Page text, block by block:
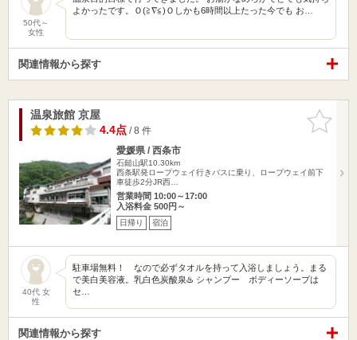
50代～
女性
よかったです。Ｏ(≧∇≦)Ｏしかも6時間以上たった今でも お…
関連情報から探す
お気に入
りに追加
温泉旅館 京屋
4.4点/ 8 件
愛媛県 / 西条市
石鎚山駅10.30km
西条駅発ロープウェイ行きバスに乗り、ロープウェイ前下
車徒歩2分JR西…
営業時間 10:00～17:00
入浴料金 500円～
日帰り 宿泊
40代 女
性
駐車場無料！ なので必ずタオルを持って入浴しましょう。まる
で美白美容液。乳白色炭酸泉♨️ シャンプー ボディーソープは
セ…
関連情報から探す